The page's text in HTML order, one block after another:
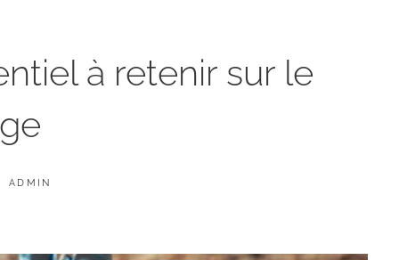
à retenir sur le
BY
ADMIN